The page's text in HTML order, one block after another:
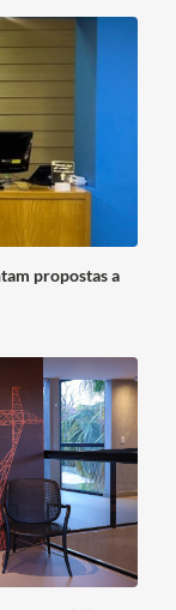
propostas a